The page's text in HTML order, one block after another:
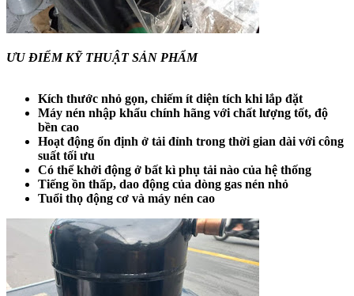
ƯU ĐIỂM KỸ THUẬT SẢN PHẨM
Kích thước nhỏ gọn, chiếm ít diện tích khi lắp đặt
Máy nén nhập khẩu chính hãng với chất lượng tốt, độ
bền cao
Hoạt động ổn định ở tải đỉnh trong thời gian dài với công
suất tối ưu
Có thể khởi động ở bất kì phụ tải nào của hệ thống
Tiếng ồn thấp, dao động của dòng gas nén nhỏ
Tuổi thọ động cơ và máy nén cao